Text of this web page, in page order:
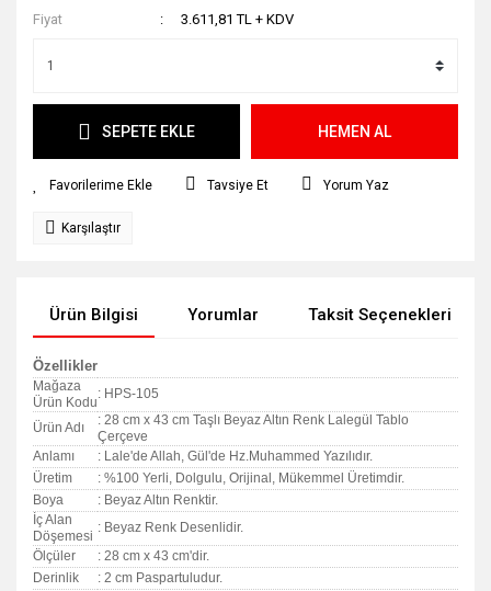
Fiyat
3.611,81 TL + KDV
SEPETE EKLE HEMEN AL
Tavsiye Et Yorum Yaz
Karşılaştır
Ürün Bilgisi Yorumlar Taksit Seçenekleri
Özellikler
Mağaza
Ürün Kodu
: HPS-105
Ürün Adı
: 28 cm x 43 cm Taşlı Beyaz Altın Renk Lalegül Tablo
Çerçeve
Anlamı
: Lale'de Allah, Gül'de Hz.Muhammed Yazılıdır.
Üretim
: %100 Yerli, Dolgulu, Orijinal, Mükemmel Üretimdir.
Boya
: Beyaz Altın Renktir.
İç Alan
Döşemesi
: Beyaz Renk Desenlidir.
Ölçüler
: 28 cm x 43 cm'dir.
Derinlik
: 2 cm Paspartuludur.